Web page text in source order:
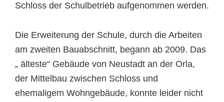
Schloss der Schulbetrieb aufgenommen werden.
Die Erweiterung der Schule, durch die Arbeiten
am zweiten Bauabschnitt, begann ab 2009. Das
„ älteste“ Gebäude von Neustadt an der Orla,
der Mittelbau zwischen Schloss und
ehemaligem Wohngebäude, konnte leider nicht